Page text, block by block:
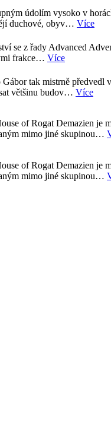
údolím vysoko v
duchové, obyv… Více
se z řady Advanced
frakce… Více
tak mistrně předvedl
většinu budov… Více
of Rogat Demazien je
mimo jiné skupinou…
of Rogat Demazien je
mimo jiné skupinou…